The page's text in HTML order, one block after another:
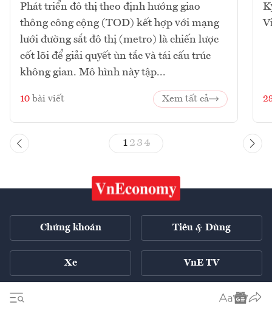
Phát triển đô thị theo định hướng giao
thông công cộng (TOD) kết hợp với mạng
lưới đường sắt đô thị (metro) là chiến lược
cốt lõi để giải quyết ùn tắc và tái cấu trúc
không gian. Mô hình này tập...
10 bài viết Xem tất cả
1 23 4
Chứng khoán Tiêu & Dùng
Xe VnE TV
English ++